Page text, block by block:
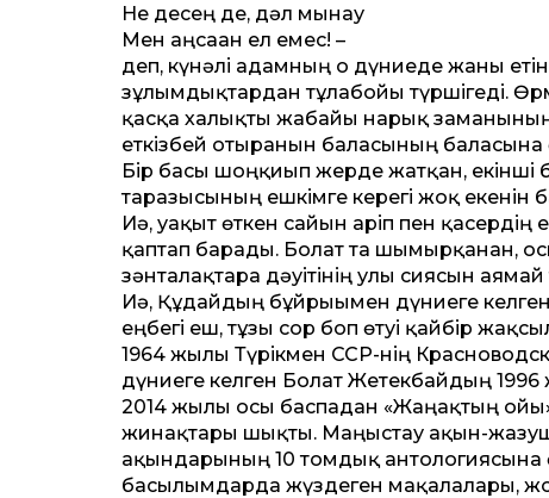
Не десең де, дәл мынау
Мен аңсаған ел емес! –
деп, күнәлі адамның о дүниеде жаны
зұлымдықтардан тұлабойы түршігеді.
қасқа халықты жабайы нарық
еткізбей отырғанын баласының баласына
Бір басы шоңқиып жерде жатқан, екінші
таразысының ешкімге керегі жоқ екенін
Иә, уақыт өткен сайын ғаріп пен қасердің
қаптап барады. Болат та шымырқанған,
зәнталақтарға дәуітінің улы сиясын аямай
Иә, Құдайдың бұйрығымен дүниеге
еңбегі еш, тұзы сор боп өтуі қайбір
1964 жылы Түрікмен ССР-нің
дүниеге келген Болат Жетекбайдың
2014 жылы осы баспадан «Жаңғақтың
жинақтары шықты. Маңғыстау ақын-
ақындарының 10 томдық антологиясына
басылымдарда жүздеген мақалалары,